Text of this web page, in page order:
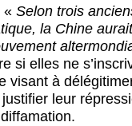
« Selon trois
la Chine
si elles ne
visant à
leur